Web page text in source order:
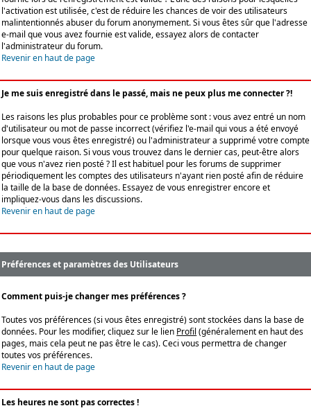
l'activation est utilisée, c'est de réduire les chances de voir des utilisateurs
malintentionnés abuser du forum anonymement. Si vous êtes sûr que l'adresse
e-mail que vous avez fournie est valide, essayez alors de contacter
l'administrateur du forum.
Revenir en haut de page
Je me suis enregistré dans le passé, mais ne peux plus me connecter ?!
Les raisons les plus probables pour ce problème sont : vous avez entré un nom
d'utilisateur ou mot de passe incorrect (vérifiez l'e-mail qui vous a été envoyé
lorsque vous vous êtes enregistré) ou l'administrateur a supprimé votre compte
pour quelque raison. Si vous vous trouvez dans le dernier cas, peut-être alors
que vous n'avez rien posté ? Il est habituel pour les forums de supprimer
périodiquement les comptes des utilisateurs n'ayant rien posté afin de réduire
la taille de la base de données. Essayez de vous enregistrer encore et
impliquez-vous dans les discussions.
Revenir en haut de page
Préférences et paramètres des Utilisateurs
Comment puis-je changer mes préférences ?
Toutes vos préférences (si vous êtes enregistré) sont stockées dans la base de
données. Pour les modifier, cliquez sur le lien Profil (généralement en haut des
pages, mais cela peut ne pas être le cas). Ceci vous permettra de changer
toutes vos préférences.
Revenir en haut de page
Les heures ne sont pas correctes !